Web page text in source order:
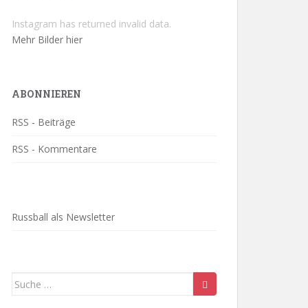
Instagram has returned invalid data.
Mehr Bilder hier
ABONNIEREN
RSS - Beiträge
RSS - Kommentare
Russball als Newsletter
Suche